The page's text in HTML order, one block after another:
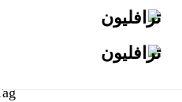
main
content
Search